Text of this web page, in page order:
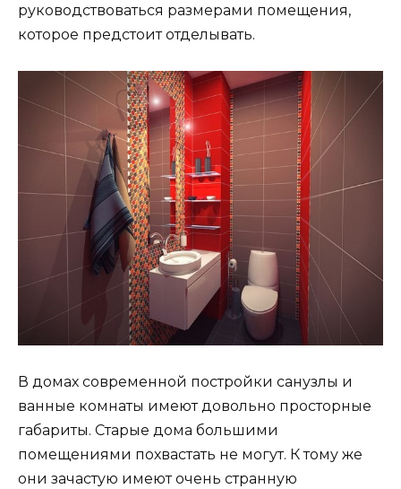
руководствоваться размерами помещения,
которое предстоит отделывать.
В домах современной постройки санузлы и
ванные комнаты имеют довольно просторные
габариты. Старые дома большими
помещениями похвастать не могут. К тому же
они зачастую имеют очень странную